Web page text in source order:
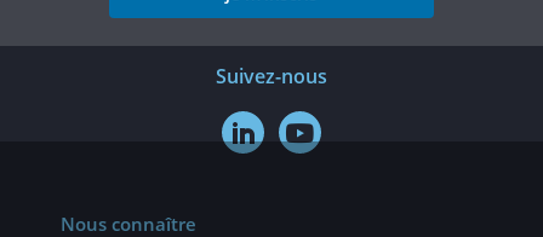
Suivez-nous
 
Nous connaître